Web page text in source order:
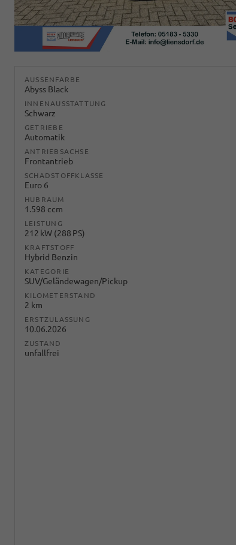
AUSSENFARBE
Abyss Black
INNENAUSSTATTUNG
Schwarz
GETRIEBE
Automatik
ANTRIEBSACHSE
Frontantrieb
SCHADSTOFFKLASSE
Euro 6
HUBRAUM
1.598 ccm
LEISTUNG
212 kW (288 PS)
KRAFTSTOFF
Hybrid Benzin
KATEGORIE
SUV/Geländewagen/Pickup
KILOMETERSTAND
2 km
ERSTZULASSUNG
10.06.2026
ZUSTAND
unfallfrei